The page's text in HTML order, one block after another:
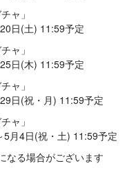
ャ」
日(土) 11:59予定
ャ」
日(木) 11:59予定
ャ」
日(祝・月) 11:59予定
ャ」
月4日(祝・土) 11:59予定
なる場合がございます